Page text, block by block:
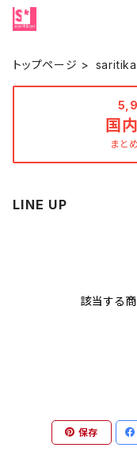
トップページ
国
まと
LINE UP
該当する
保存